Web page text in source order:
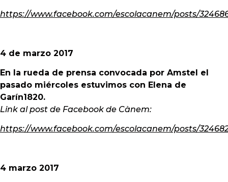
https://www.facebook.com/escolacanem/posts/
4 de marzo 2017
En la rueda de prensa convocada por Amstel el
pasado miércoles estuvimos con Elena de
Garín1820.
Link al post de Facebook de Cànem:
https://www.facebook.com/escolacanem/posts/
4 marzo 2017